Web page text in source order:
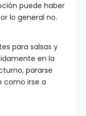
puede haber
lo general no.
para salsas y
en la
pararse
como irse a